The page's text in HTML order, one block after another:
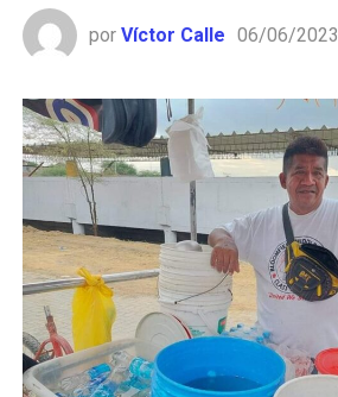
por Víctor Calle 06/06/2023